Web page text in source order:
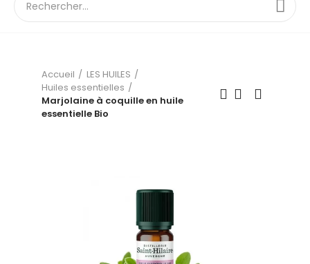
Accueil
LES HUILES
Huiles essentielles
Marjolaine à coquille en huile
essentielle Bio